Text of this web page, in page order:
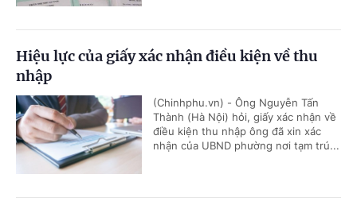
Hiệu lực của giấy xác nhận điều kiện về thu
nhập
(Chinhphu.vn) - Ông Nguyễn Tấn
Thành (Hà Nội) hỏi, giấy xác nhận về
điều kiện thu nhập ông đã xin xác
nhận của UBND phường nơi tạm trú...